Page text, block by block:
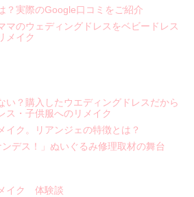
？実際のGoogle口コミをご紹介
マのウェディングドレスをベビードレス
メイク
い？購入したウエディングドレスだから
ス・子供服へのリメイク
イク。リアンジェの特徴とは？
デス！」ぬいぐるみ修理取材の舞台
イク 体験談